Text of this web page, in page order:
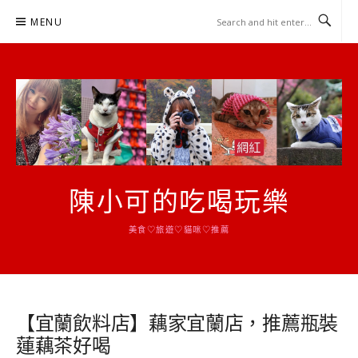
MENU
陳小可的吃喝玩樂
美食♡旅遊♡貓咪♡推薦
【宜蘭飲料店】藕家宜蘭店，推薦瓶裝
蓮藕茶好喝